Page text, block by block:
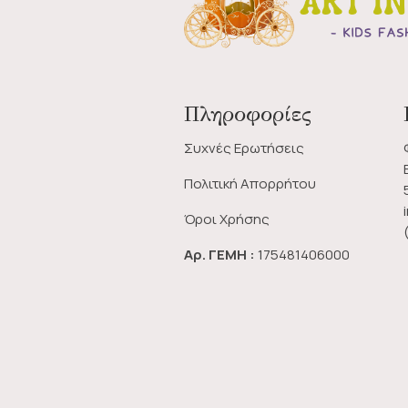
Πληροφορίες
Συχνές Ερωτήσεις
Πολιτική Απορρήτου
Όροι Χρήσης
Αρ. ΓΕΜΗ : 175481406000